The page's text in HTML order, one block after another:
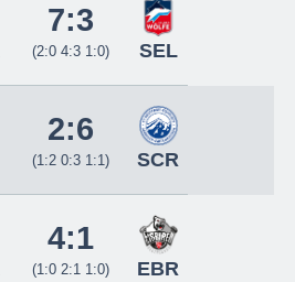
7:3
(2:0 4:3 1:0) SEL
2:6
(1:2 0:3 1:1) SCR
4:1
(1:0 2:1 1:0) EBR